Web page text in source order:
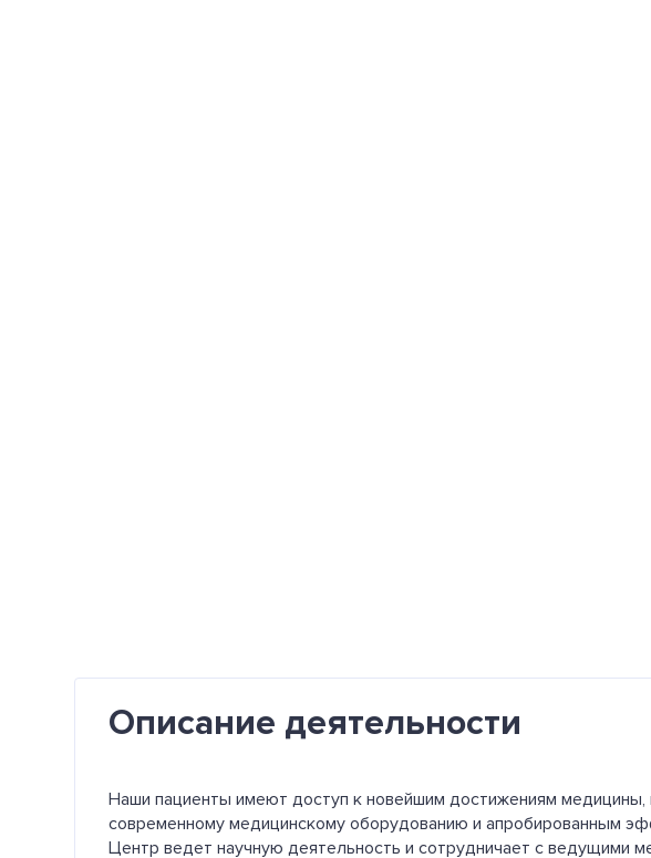
Описание деятельности
Наши пациенты имеют доступ к новейшим достижениям
современному медицинскому оборудованию и апробированным
Центр ведет научную деятельность и сотрудничает с ведущими